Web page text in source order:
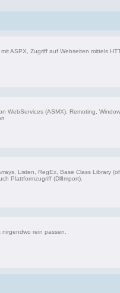
ASPX, Zugriff auf Webseiten mittels
WebServices (ASMX), Remoting,
Listen, RegEx, Base Class Library
Plattformzugriff (DllImport).
nirgendwo rein passen.